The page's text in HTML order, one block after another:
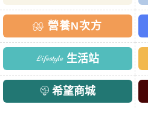
營養N次方
生活站
希望商城